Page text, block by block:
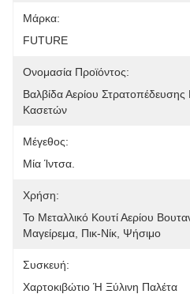
Μάρκα:
FUTURE
Ονομασία Προϊόντος:
Βαλβίδα Αερίου
Κασετών
Μέγεθος:
Μία Ίντσα.
Χρήση:
Το Μεταλλικό Κουτί Αερίου
Μαγείρεμα, Πικ-Νίκ, Ψήσιμο
Συσκευή:
Χαρτοκιβώτιο Ή Ξύλινη Παλέτα